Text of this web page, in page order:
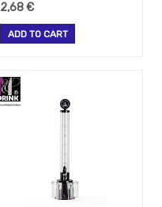
2,68€
ADD TO CART